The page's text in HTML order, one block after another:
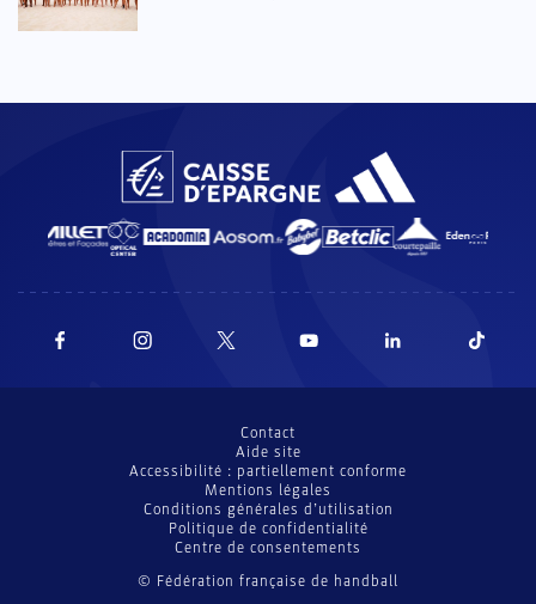
© Fédération française de handball
Contact
Aide site
Accessibilité : partiellement conforme
Mentions légales
Conditions générales d’utilisation
Politique de confidentialité
Centre de consentements